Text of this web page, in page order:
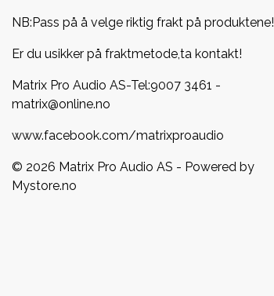
NB:Pass på å velge riktig frakt på produktene!
Er du usikker på fraktmetode,ta kontakt!
Matrix Pro Audio AS-Tel:9007 3461 -
matrix@online.no
www.facebook.com/matrixproaudio
© 2026 Matrix Pro Audio AS - Powered by
Mystore.no